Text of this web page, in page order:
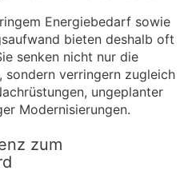
Energiebedarf sowie
bieten deshalb oft
senken nicht nur die
sondern verringern zugleich
ungeplanter
Modernisierungen.
zum